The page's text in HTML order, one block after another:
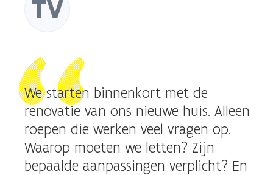
TV
We starten binnenkort met de
renovatie van ons nieuwe huis. Alleen
roepen die werken veel vragen op.
Waarop moeten we letten? Zijn
bepaalde aanpassingen verplicht? En